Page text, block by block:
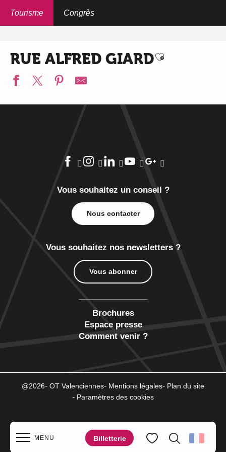
Tourisme Congrès
MENU Billetterie
Recherche
RUE ALFRED GIARDAjouter aux
Vous souhaitez un conseil ?
Nous contacter
Vous souhaitez nos newsletters ?
Vous abonner
Brochures
Espace presse
Comment venir ?
@2026 OT Valenciennes Mentions légales
Plan du site
Paramètres des cookies